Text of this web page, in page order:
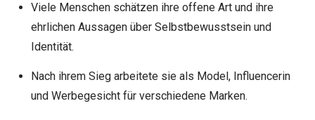
Viele Menschen schätzen ihre offene Art und ihre
ehrlichen Aussagen über Selbstbewusstsein und
Identität.
Nach ihrem Sieg arbeitete sie als Model, Influencerin
und Werbegesicht für verschiedene Marken.